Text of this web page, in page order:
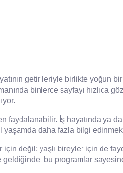
getirileriyle birlikte yoğun
binlerce sayfayı hızlıca
faydalanabilir. İş hayatında ya
daha fazla bilgi
değil; yaşlı bireyler için de
geldiğinde, bu programlar